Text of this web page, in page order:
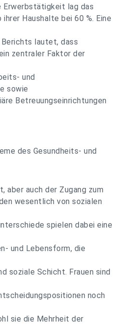
Erwerbstätigkeit lag das
Haushalte bei 60 %. Eine
lautet, dass
zentraler Faktor der
und
sowie
Betreuungseinrichtungen
des Gesundheits- und
aber auch der Zugang zum
wesentlich von sozialen
spielen dabei eine
und Lebensform, die
soziale Schicht. Frauen sind
noch
sie die Mehrheit der